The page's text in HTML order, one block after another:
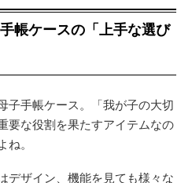
帳ケースの「上手な選び
子手帳ケース。「我が子の大切
要な役割を果たすアイテムなの
。
デザイン、機能を見ても様々な